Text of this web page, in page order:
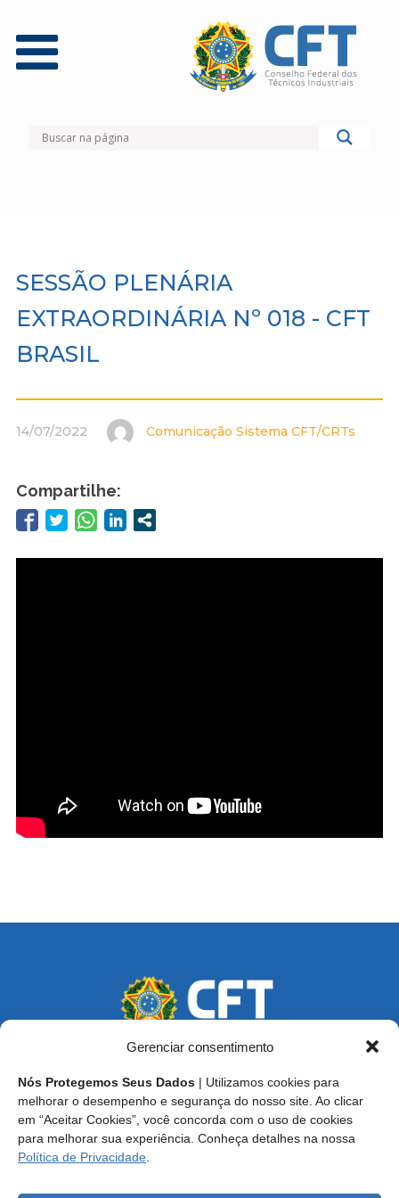
Gerenciar consentimento
Nós Protegemos Seus Dados | Utilizamos cookies para
melhorar o desempenho e segurança do nosso site. Ao clicar
em “Aceitar Cookies”, você concorda com o uso de cookies
para melhorar sua experiência. Conheça detalhes na nossa
Política de Privacidade
SESSÃO PLENÁRIA
EXTRAORDINÁRIA Nº 018 - CFT
BRASIL
14/07/2022 Comunicação Sistema CFT/CRTs
Compartilhe:
Endereço: SCS, Quadra 02, Bloco D, Ed. Oscar Niemeyer,
9º Andar CEP 70.316-900 - Brasília/DF
Central de Atendimento ao Técnico:0800 016-1515